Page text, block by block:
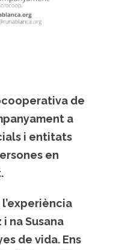
de
a
i entitats
en
na Susana
de vida. Ens